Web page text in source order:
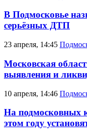
В Подмосковье
серьёзных ДТП
23 апреля, 14:45
Московская
выявления и
10 апреля, 14:46
На подмосковных
этом году